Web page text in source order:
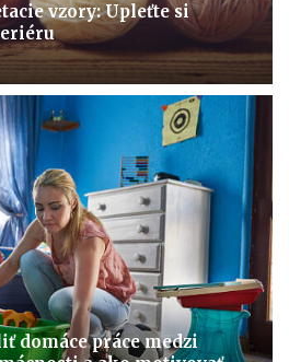
vzory: Upleťte si
domáce práce medzi